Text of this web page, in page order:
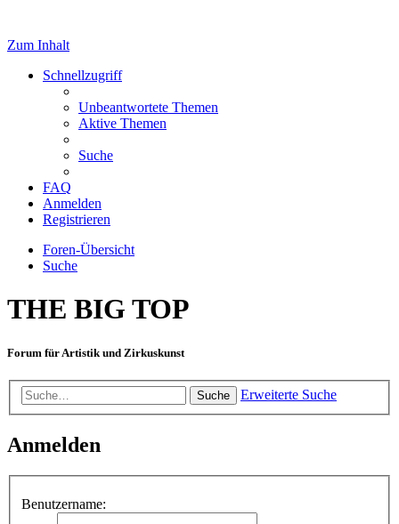
Zum Inhalt
Schnellzugriff
Unbeantwortete Themen
Aktive Themen
Suche
FAQ
Anmelden
Registrieren
Foren-Übersicht
Suche
THE BIG TOP
Forum für Artistik und Zirkuskunst
Suche Erweiterte Suche
Anmelden
Benutzername: